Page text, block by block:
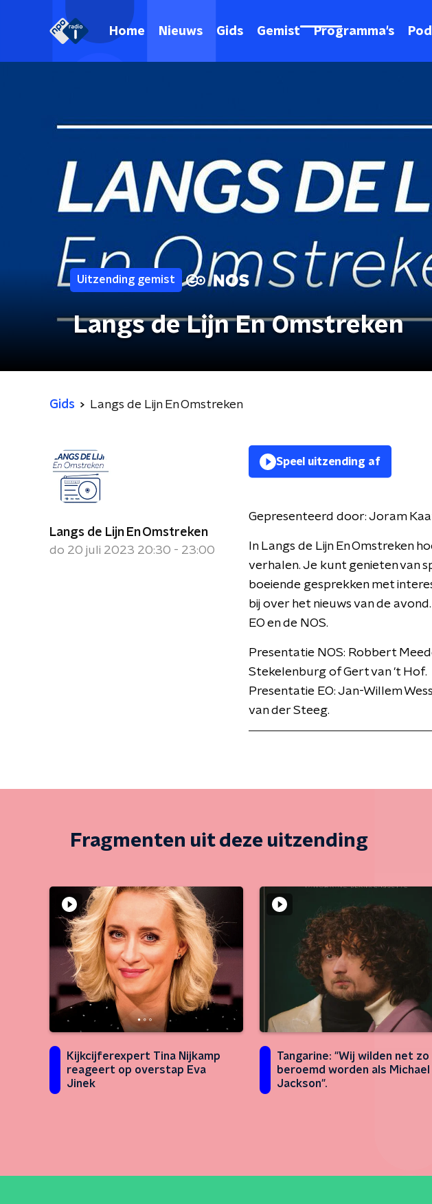
Home Nieuws Gids Gemist Programma's
Uitzending gemist
Langs de Lijn En Omstreken
Gids Langs de Lijn En Omstreken
Langs de Lijn En Omstreken
do 20 juli 2023 20:30 - 23:00
Speel uitzending af
Gepresenteerd door: Joram
In Langs de Lijn En Omstreken
verhalen. Je kunt genieten van
boeiende gesprekken met
bij over het nieuws van de
EO en de NOS.
Presentatie NOS: Robbert
Stekelenburg of Gert van 't Hof.
Presentatie EO: Jan-Willem
van der Steeg.
Fragmenten uit deze uitzending
Kijkcijferexpert Tina Nijkamp
reageert op overstap Eva
Jinek
Tangarine: "Wij wilden net zo
beroemd worden als Michael
Jackson".